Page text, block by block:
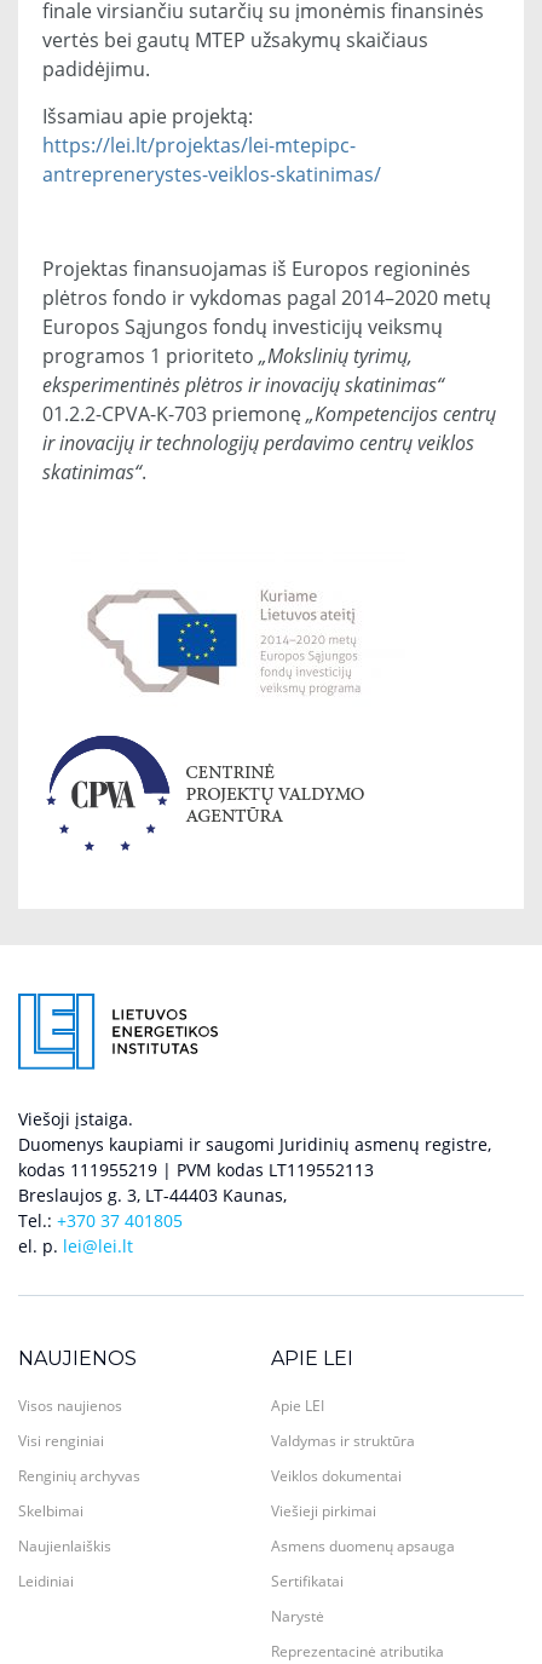
finale virsiančiu sutarčių su įmonėmis finansinės
vertės bei gautų MTEP užsakymų skaičiaus
padidėjimu.
Išsamiau apie projektą:
https://lei.lt/projektas/lei-mtepipc-
antreprenerystes-veiklos-skatinimas/
Projektas finansuojamas iš Europos regioninės
plėtros fondo ir vykdomas pagal 2014–2020 metų
Europos Sąjungos fondų investicijų veiksmų
programos 1 prioriteto „Mokslinių tyrimų,
eksperimentinės plėtros ir inovacijų skatinimas“
01.2.2-CPVA-K-703 priemonę„Kompetencijos centrų
ir inovacijų ir technologijų perdavimo centrų veiklos
skatinimas“.
Viešoji įstaiga.
Duomenys kaupiami ir saugomi Juridinių asmenų registre,
kodas 111955219 | PVM kodas LT119552113
Breslaujos g. 3, LT-44403 Kaunas,
Tel.: +370 37 401805
el. p. lei@lei.lt
NAUJIENOS
Visos naujienos
Visi renginiai
Renginių archyvas
Skelbimai
Naujienlaiškis
Leidiniai
APIE LEI
Apie LEI
Valdymas ir struktūra
Veiklos dokumentai
Viešieji pirkimai
Asmens duomenų apsauga
Sertifikatai
Narystė
Reprezentacinė atributika